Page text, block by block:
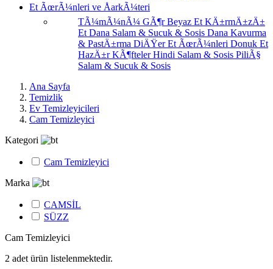
Et ÃœrÃ¼nleri ve ÅarkÃ¼teri
TÃ¼mÃ¼nÃ¼ GÃ¶rBeyaz Et KÄ±rmÄ±zÄ±
Et Dana Salam & Sucuk & Sosis Dana Kavurma
& PastÄ±rma DiÄŸer Et ÃœrÃ¼nleri Donuk Et
HazÄ±r KÃ¶ftelerHindi Salam & Sosis PiliÃ§
Salam & Sucuk & Sosis
Ana Sayfa
Temizlik
Ev Temizleyicileri
Cam Temizleyici
Kategori
Cam Temizleyici
Marka
CAMSİL
SÜZZ
Cam Temizleyici
2 adet ürün listelenmektedir.